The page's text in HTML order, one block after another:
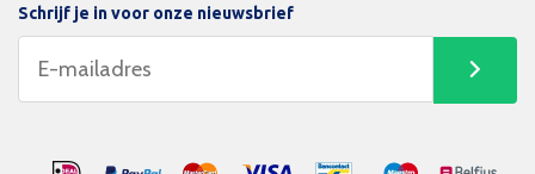
Schrijf je in voor onze nieuwsbrief